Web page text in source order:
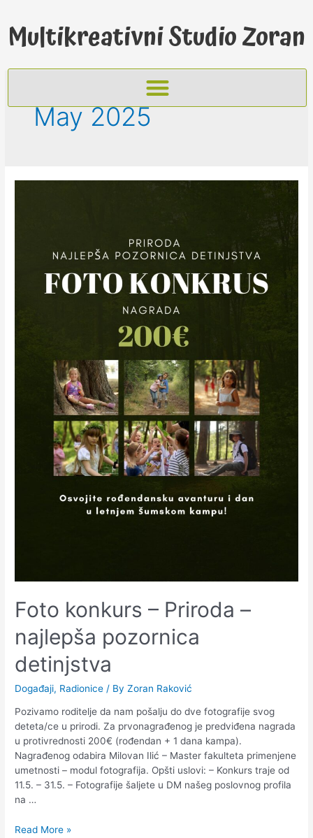
Multikreativni Studio Zoran
May 2025
Foto konkurs – Priroda –
najlepša pozornica
detinjstva
Događaji, Radionice / ByZoran Raković
Pozivamo roditelje da nam pošalju do dve fotografije svog
deteta/ce u prirodi. Za prvonagrađenog je predviđena nagrada
u protivrednosti 200€ (rođendan + 1 dana kampa).
Nagrađenog odabira Milovan Ilić – Master fakulteta primenjene
umetnosti – modul fotografija. Opšti uslovi: – Konkurs traje od
11.5. – 31.5. – Fotografije šaljete u DM našeg poslovnog profila
na …
Read More »